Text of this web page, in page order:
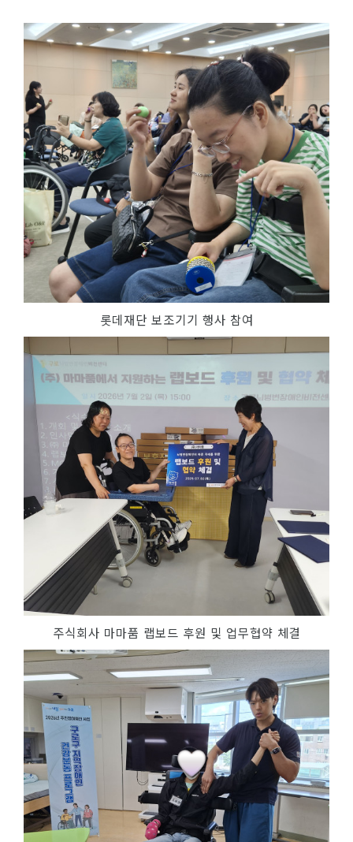
롯데재단 보조기기 행사 참여
주식회사 마마품 랩보드 후원 및 업무협약 체결